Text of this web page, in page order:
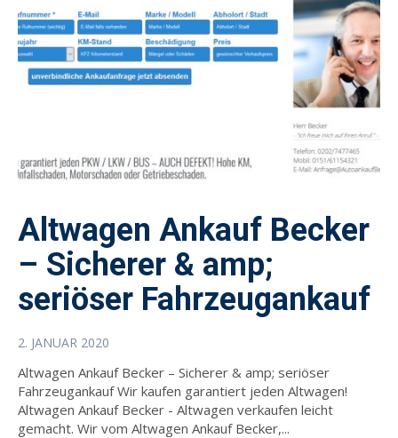
Altwagen Ankauf Becker
– Sicherer & amp;
seriöser Fahrzeugankauf
2. JANUAR 2020
Altwagen Ankauf Becker – Sicherer & amp; seriöser
Fahrzeugankauf Wir kaufen garantiert jeden Altwagen!
Altwagen Ankauf Becker - Altwagen verkaufen leicht
gemacht. Wir vom Altwagen Ankauf Becker,...